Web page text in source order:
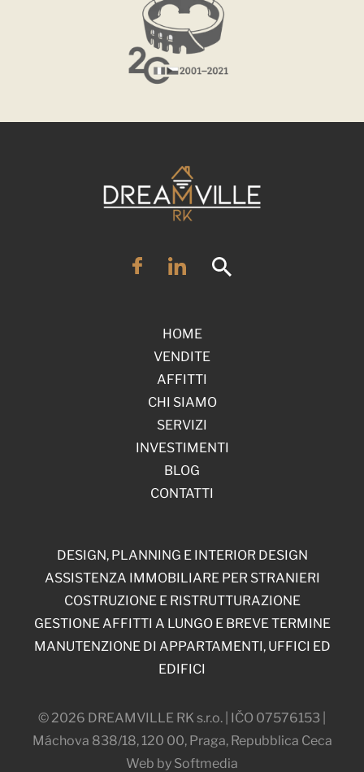
HOME
VENDITE
AFFITTI
CHI SIAMO
SERVIZI
INVESTIMENTI
BLOG
CONTATTI
© 2026 DREAMVILLE RK s.r.o. | IČO 07576153 |
Máchova 838/18, 120 00, Praga, Repubblica Ceca
Web by Softmedia
DESIGN, PLANNING E INTERIOR DESIGN
ASSISTENZA IMMOBILIARE PER STRANIERI
COSTRUZIONE E RISTRUTTURAZIONE
GESTIONE AFFITTI A LUNGO E BREVE TERMINE
MANUTENZIONE DI APPARTAMENTI, UFFICI ED
EDIFICI